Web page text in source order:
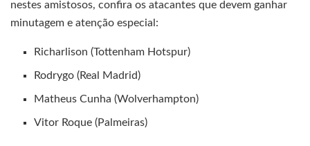
nestes amistosos, confira os atacantes que devem ganhar
minutagem e atenção especial:
Richarlison (Tottenham Hotspur)
Rodrygo (Real Madrid)
Matheus Cunha (Wolverhampton)
Vitor Roque (Palmeiras)